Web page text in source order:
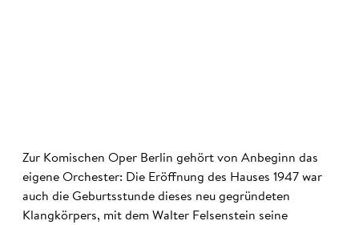
Zur Komischen Oper Berlin gehört von Anbeginn das
eigene Orchester: Die Eröffnung des Hauses 1947 war
auch die Geburtsstunde dieses neu gegründeten
Klangkörpers, mit dem Walter Felsenstein seine